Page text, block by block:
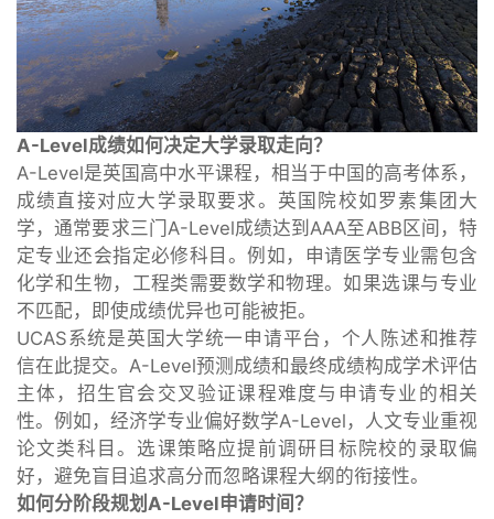
A-Level成绩如何决定大学录取走向？
A-Level是英国高中水平课程，相当于中国的高考体系，
成绩直接对应大学录取要求。英国院校如罗素集团大
学，通常要求三门A-Level成绩达到AAA至ABB区间，特
定专业还会指定必修科目。例如，申请医学专业需包含
化学和生物，工程类需要数学和物理。如果选课与专业
不匹配，即使成绩优异也可能被拒。
UCAS系统是英国大学统一申请平台，个人陈述和推荐
信在此提交。A-Level预测成绩和最终成绩构成学术评估
主体，招生官会交叉验证课程难度与申请专业的相关
性。例如，经济学专业偏好数学A-Level，人文专业重视
论文类科目。选课策略应提前调研目标院校的录取偏
好，避免盲目追求高分而忽略课程大纲的衔接性。
如何分阶段规划A-Level申请时间？